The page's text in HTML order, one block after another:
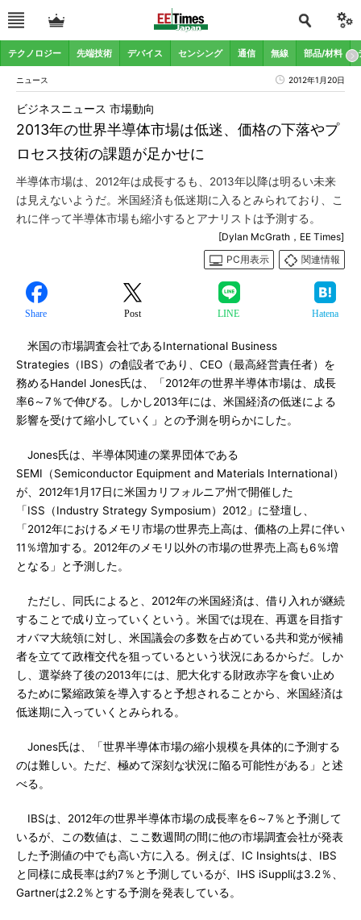
テクノロジー 先端技術 デバイス センシング 通信 無線 部品/材料
ニュース 2012年1月20日
2013年の世界半導体市場は低迷、価格の下落やプ
ロセス技術の課題が足かせに
ビジネスニュース 市場動向
半導体市場は、2012年は成長するも、2013年以降は明るい未来
は見えないようだ。米国経済も低迷期に入るとみられており、こ
れに伴って半導体市場も縮小するとアナリストは予測する。
[Dylan McGrath，EE Times]
PC用表示
関連情報
Share Post LINE Hatena
米国の市場調査会社であるInternational Business
Strategies（IBS）の創設者であり、CEO（最高経営責任者）を
務めるHandel Jones氏は、「2012年の世界半導体市場は、成長
率6～7％で伸びる。しかし2013年には、米国経済の低迷による
影響を受けて縮小していく」との予測を明らかにした。
Jones氏は、半導体関連の業界団体である
SEMI（Semiconductor Equipment and Materials International）
が、2012年1月17日に米国カリフォルニア州で開催した
「ISS（Industry Strategy Symposium）2012」に登壇し、
「2012年におけるメモリ市場の世界売上高は、価格の上昇に伴い
11％増加する。2012年のメモリ以外の市場の世界売上高も6％増
となる」と予測した。
ただし、同氏によると、2012年の米国経済は、借り入れが継続
することで成り立っていくという。米国では現在、再選を目指す
オバマ大統領に対し、米国議会の多数を占めている共和党が候補
者を立てて政権交代を狙っているという状況にあるからだ。しか
し、選挙終了後の2013年には、肥大化する財政赤字を食い止め
るために緊縮政策を導入すると予想されることから、米国経済は
低迷期に入っていくとみられる。
Jones氏は、「世界半導体市場の縮小規模を具体的に予測する
のは難しい。ただ、極めて深刻な状況に陥る可能性がある」と述
べる。
IBSは、2012年の世界半導体市場の成長率を6～7％と予測して
いるが、この数値は、ここ数週間の間に他の市場調査会社が発表
した予測値の中でも高い方に入る。例えば、IC Insightsは、IBS
と同様に成長率は約7％と予測しているが、IHS iSuppliは3.2％、
Gartnerは2.2％とする予測を発表している。